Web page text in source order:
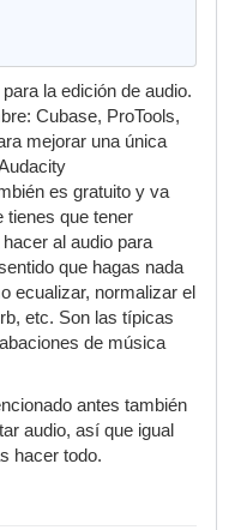
la edición de audio.
Cubase, ProTools,
mejorar una única
es gratuito y va
tienes que tener
al audio para
que hagas nada
ecualizar, normalizar el
etc. Son las típicas
de música
antes también
audio, así que igual
hacer todo.